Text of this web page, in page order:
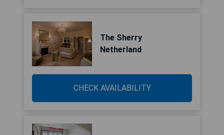
The Sherry
Netherland
CHECK AVAILABILITY